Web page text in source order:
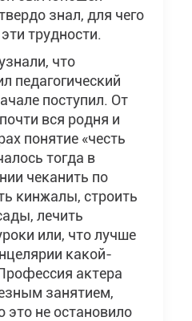
знал, для чего
трудности.
что
педагогический
поступил. От
вся родня и
понятие «честь
тогда в
чеканить по
кинжалы, строить
лечить
или, что лучше
какой-
актера
занятием,
это не остановило